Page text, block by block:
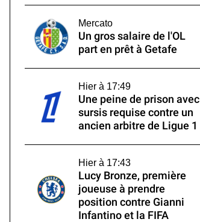
Mercato
Un gros salaire de l'OL
part en prêt à Getafe
Hier à 17:49
Une peine de prison avec
sursis requise contre un
ancien arbitre de Ligue 1
Hier à 17:43
Lucy Bronze, première
joueuse à prendre
position contre Gianni
Infantino et la FIFA